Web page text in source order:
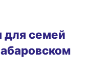
для семей